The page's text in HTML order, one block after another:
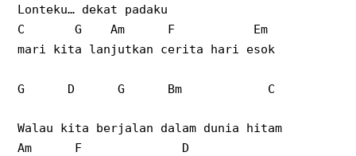
Lonteku… dekat padaku
C
G Am F
Em
mari kita lanjutkan cerita hari esok
G D G Bm C
Walau kita berjalan dalam dunia hitam
Am
F D